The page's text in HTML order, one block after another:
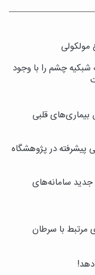
مولکولی
چشم را با وجود
بیماری‌های قلبی
پیشرفته در پژوهشگاه
جدید سامانه‌های